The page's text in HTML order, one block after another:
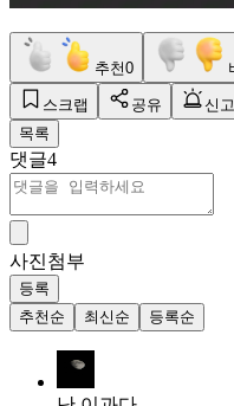
추천0
스크랩 공유
신고
목록
댓글4
사진첨부
등록
추천순
최신순 등록순